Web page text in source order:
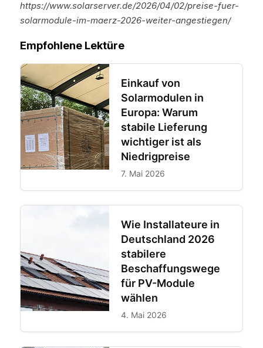
https://www.solarserver.de/2026/04/02/preise-fuer-
solarmodule-im-maerz-2026-weiter-angestiegen/
Empfohlene Lektüre